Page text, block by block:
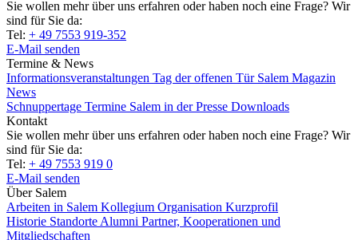
Sie wollen mehr über uns erfahren oder haben noch eine Frage? Wir
sind für Sie da:
Tel: + 49 7553 919-352
E-Mail senden
Termine & News
Informationsveranstaltungen Tag der offenen Tür Salem Magazin
News
Schnuppertage Termine Salem in der Presse Downloads
Kontakt
Sie wollen mehr über uns erfahren oder haben noch eine Frage? Wir
sind für Sie da:
Tel: + 49 7553 919 0
E-Mail senden
Über Salem
Arbeiten in Salem Kollegium Organisation Kurzprofil
Historie Standorte Alumni Partner, Kooperationen und
Mitgliedschaften